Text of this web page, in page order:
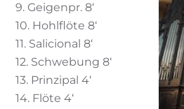
9. Geigenpr. 8‘
10. Hohlflöte 8‘
11. Salicional 8‘
12. Schwebung 8‘
13. Prinzipal 4‘
14. Flöte 4‘